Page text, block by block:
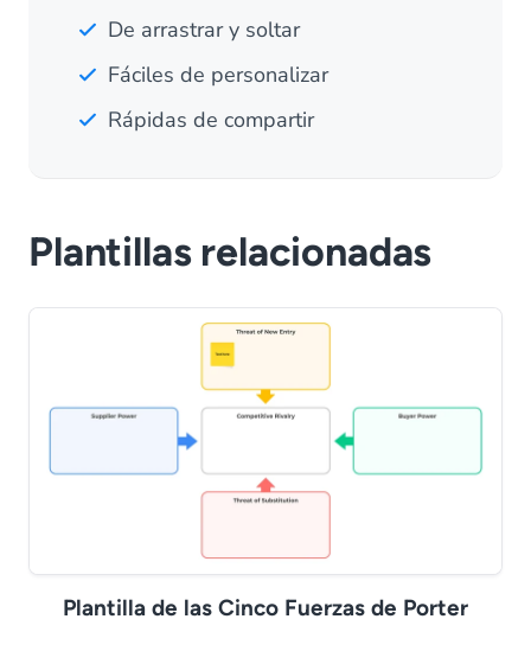
De arrastrar y soltar
Fáciles de personalizar
Rápidas de compartir
Plantillas relacionadas
Plantilla de las Cinco Fuerzas de Porter